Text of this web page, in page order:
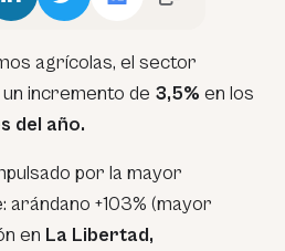
agrícolas, el sector
incremento de 3,5% en los
del año.
por la mayor
arándano +103% (mayor
en La Libertad,